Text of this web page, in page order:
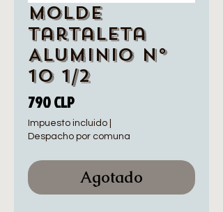
Molde
Tartaleta
Aluminio N°
10 1/2
790 CLPPrecio
Impuesto incluido
Despacho por comuna
Agotado